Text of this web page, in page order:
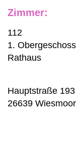
Zimmer:
112
1. Obergeschoss
Rathaus
Hauptstraße 193
26639 Wiesmoor